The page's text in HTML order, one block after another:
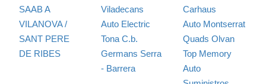
SAAB A
VILANOVA /
SANT PERE
DE RIBES
Viladecans
Carhaus
Auto Electric
Tona C.b.
Auto Montserrat
Quads Olvan
Germans Serra
- Barrera
Top Memory
Auto